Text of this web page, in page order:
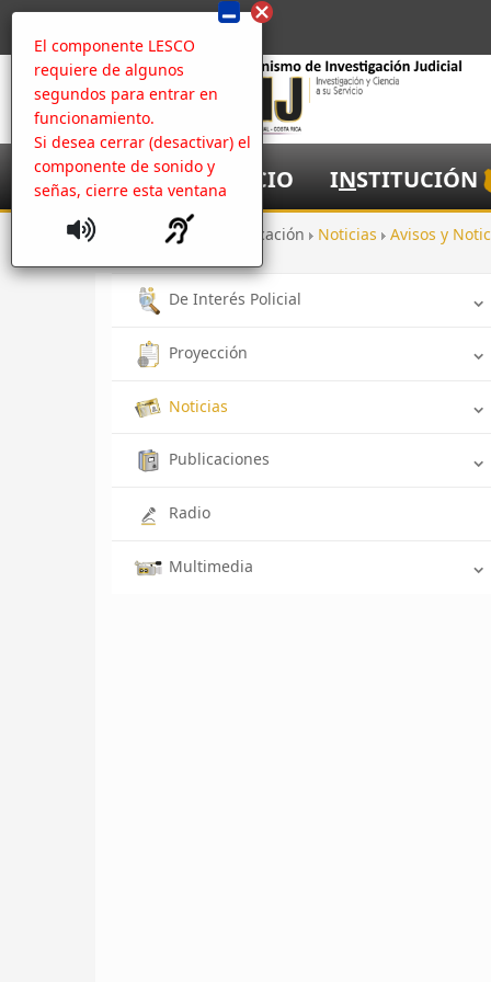
El componente LESCO
requiere de algunos
segundos para entrar en
funcionamiento.
Si desea cerrar (desactivar) el
componente de sonido y
señas, cierre esta ventana
NICIO INSTITUCIÓN
Inicio Comunicación Noticias Avisos y
De Interés Policial
Proyección
Noticias
Publicaciones
Radio
Multimedia